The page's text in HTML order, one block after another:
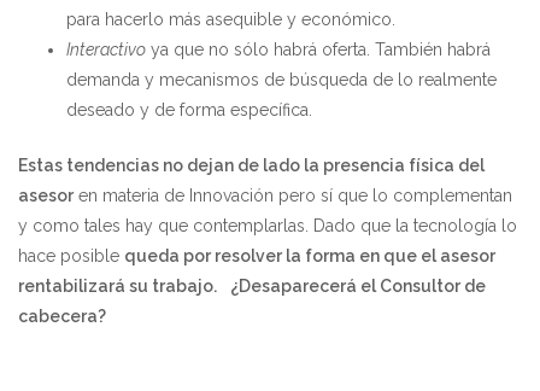
para hacerlo más asequible y económico.
Interactivo ya que no sólo habrá oferta. También habrá
demanda y mecanismos de búsqueda de lo realmente
deseado y de forma específica.
Estas tendencias no dejan de lado la presencia física del
asesoren materia de Innovación pero sí que lo complementan
y como tales hay que contemplarlas. Dado que la tecnología lo
hace posible queda por resolver la forma en que el asesor
rentabilizará su trabajo.
¿Desaparecerá el Consultor de
cabecera?